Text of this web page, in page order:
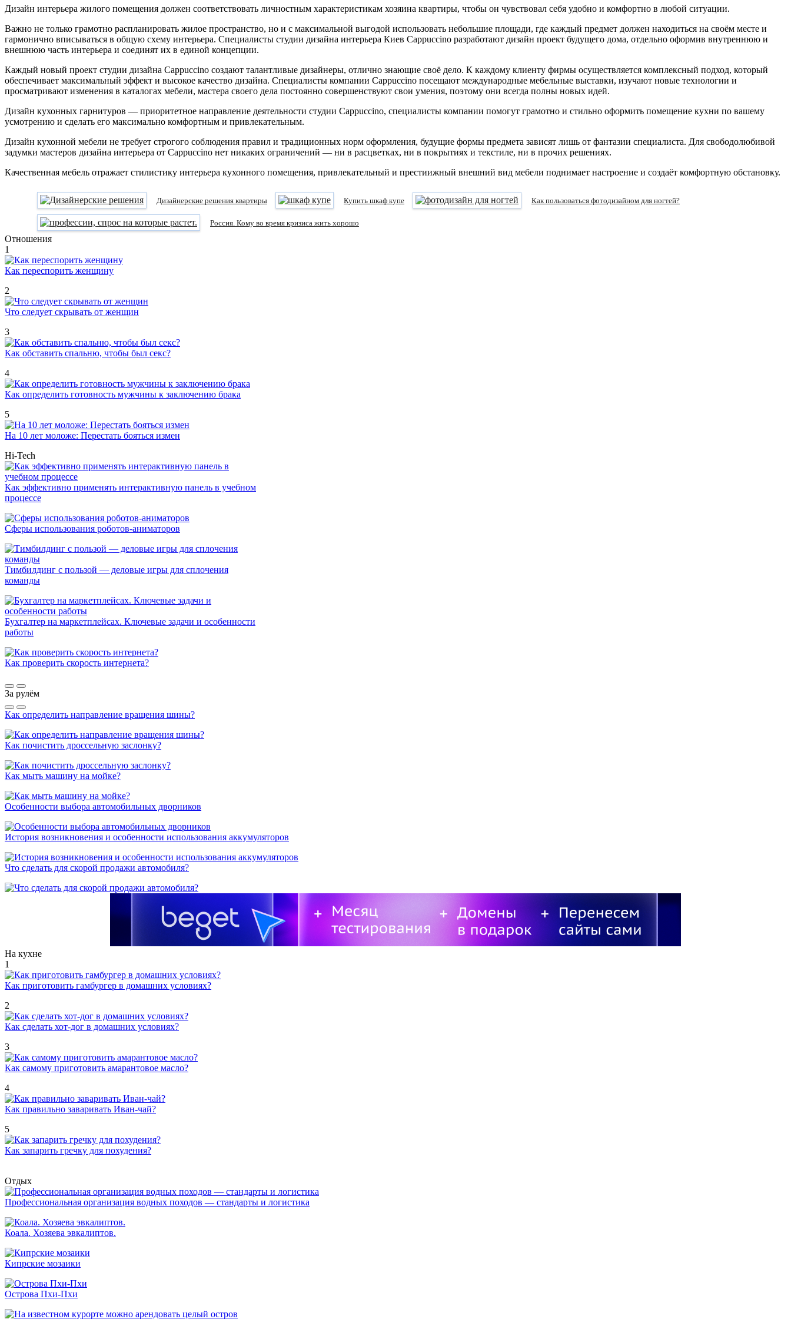
Дизайн интерьера жилого помещения должен соответствовать личностным характеристикам хозяина квартиры, чтобы он чувствовал себя удобно и комфортно в любой ситуации.
Важно не только грамотно распланировать жилое пространство, но и с максимальной выгодой использовать небольшие площади, где каждый предмет должен находиться на своём месте и
гармонично вписываться в общую схему интерьера. Специалисты студии дизайна интерьера Киев Cappuccino разработают дизайн проект будущего дома, отдельно оформив внутреннюю и
внешнюю часть интерьера и соединят их в единой концепции.
Каждый новый проект студии дизайна Cappuccino создают талантливые дизайнеры, отлично знающие своё дело. К каждому клиенту фирмы осуществляется комплексный подход, который
обеспечивает максимальный эффект и высокое качество дизайна. Специалисты компании Cappuccino посещают международные мебельные выставки, изучают новые технологии и
просматривают изменения в каталогах мебели, мастера своего дела постоянно совершенствуют свои умения, поэтому они всегда полны новых идей.
Дизайн кухонных гарнитуров — приоритетное направление деятельности студии Cappuccino, специалисты компании помогут грамотно и стильно оформить помещение кухни по вашему
усмотрению и сделать его максимально комфортным и привлекательным.
Дизайн кухонной мебели не требует строгого соблюдения правил и традиционных норм оформления, будущие формы предмета зависят лишь от фантазии специалиста. Для свободолюбивой
задумки мастеров дизайна интерьера от Cappuccino нет никаких ограничений — ни в расцветках, ни в покрытиях и текстиле, ни в прочих решениях.
Качественная мебель отражает стилистику интерьера кухонного помещения, привлекательный и престиижный внешний вид мебели поднимает настроение и создаёт комфортную обстановку.
Дизайнерские решения квартиры Купить шкаф купе Как пользоваться фотодизайном для ногтей?
Россия. Кому во время кризиса жить хорошо
Отношения
1
Как переспорить женщину
2
Что следует скрывать от женщин
3
Как обставить спальню, чтобы был секс?
4
Как определить готовность мужчины к заключению брака
5
На 10 лет моложе: Перестать бояться измен
Hi-Tech
Как эффективно применять интерактивную панель в учебном
процессе
Сферы использования роботов-аниматоров
Тимбилдинг с пользой — деловые игры для сплочения
команды
Бухгалтер на маркетплейсах. Ключевые задачи и особенности
работы
Как проверить скорость интернета?
За рулём
Как определить направление вращения шины?
Как почистить дроссельную заслонку?
Как мыть машину на мойке?
Особенности выбора автомобильных дворников
История возникновения и особенности использования аккумуляторов
Что сделать для скорой продажи автомобиля?
На кухне
1
Как приготовить гамбургер в домашних условиях?
2
Как сделать хот-дог в домашних условиях?
3
Как самому приготовить амарантовое масло?
4
Как правильно заваривать Иван-чай?
5
Как запарить гречку для похудения?
Отдых
Профессиональная организация водных походов — стандарты и логистика
Коала. Хозяева эвкалиптов.
Кипрские мозаики
Острова Пхи-Пхи